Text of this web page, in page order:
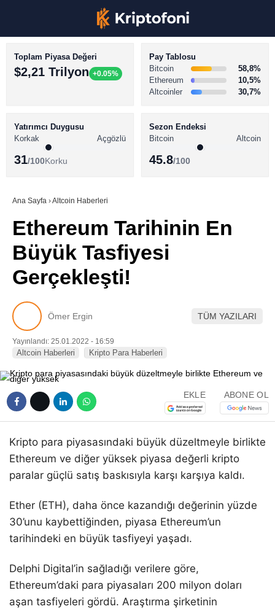
Youtube
BİTCOİN HABERLERİ
ALTCOİN HABERLERİ
SÖZLÜK
Toplam Piyasa Değeri
$2,21 Trilyon +0.05%
Pay Tablosu
Bitcoin
58,8%
Ethereum
10,5%
Altcoinler
30,7%
Yatırımcı Duygusu
Korkak
Açgözlü
31/100Korku
Sezon Endeksi
Bitcoin
Altcoin
45.8/100
Ana Sayfa ›Altcoin Haberleri
Ethereum Tarihinin En
Büyük Tasfiyesi
Gerçekleşti!
Ömer Ergin TÜM YAZILARI
Yayınlandı: 25.01.2022 - 16:59
Altcoin Haberleri Kripto Para Haberleri
EKLE ABONE OL
Kripto para piyasasındaki büyük düzeltmeyle birlikte
Ethereum ve diğer yüksek piyasa değerli kripto
paralar güçlü satış baskısıyla karşı karşıya kaldı.
Ether (ETH), daha önce kazandığı değerinin yüzde
30’unu kaybettiğinden, piyasa Ethereum’un
tarihindeki en büyük tasfiyeyi yaşadı.
Delphi Digital’in sağladığı verilere göre,
Ethereum’daki para piyasaları 200 milyon doları
aşan tasfiyeleri gördü. Araştırma şirketinin